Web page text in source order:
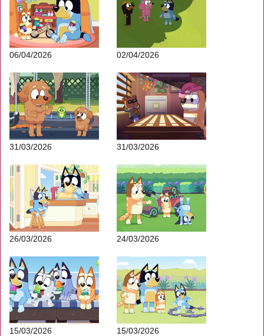
06/04/2026 02/04/2026
31/03/2026 31/03/2026
26/03/2026 24/03/2026
15/03/2026 15/03/2026